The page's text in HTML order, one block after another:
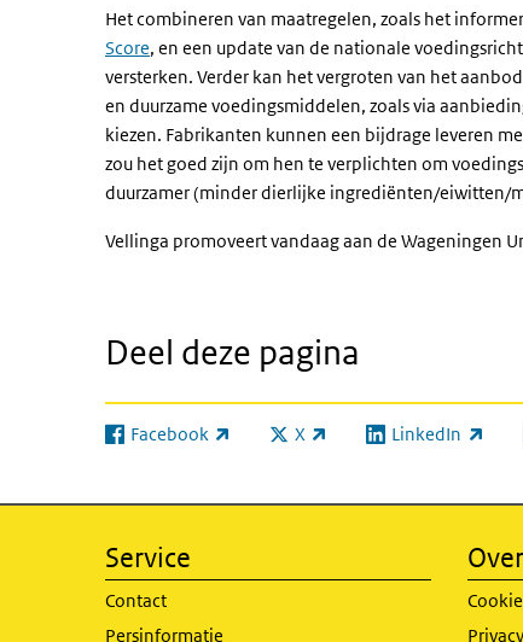
Het combineren van maatregelen, zoals het
Score, en een update van de nationale
versterken. Verder kan het vergroten van het
en duurzame voedingsmiddelen, zoals via
kiezen. Fabrikanten kunnen een bijdrage leveren
zou het goed zijn om hen te verplichten om
duurzamer (minder dierlijke ingrediënten/eiwitten/
Vellinga promoveert vandaag aan de Wageningen
Deel deze pagina
Facebook
(externe link) X
(externe link) LinkedIn
(externe link)
Service
Contact
Persinformatie
Privacy